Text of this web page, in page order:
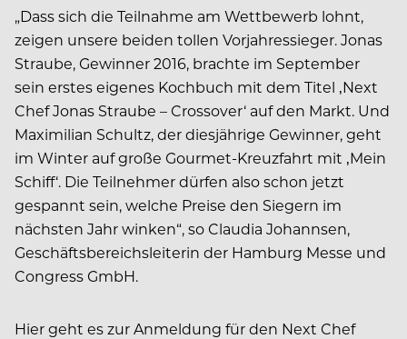
„Dass sich die Teilnahme am Wettbewerb lohnt,
zeigen unsere beiden tollen Vorjahressieger. Jonas
Straube, Gewinner 2016, brachte im September
sein erstes eigenes Kochbuch mit dem Titel ‚Next
Chef Jonas Straube – Crossover‘ auf den Markt. Und
Maximilian Schultz, der diesjährige Gewinner, geht
im Winter auf große Gourmet-Kreuzfahrt mit ‚Mein
Schiff‘. Die Teilnehmer dürfen also schon jetzt
gespannt sein, welche Preise den Siegern im
nächsten Jahr winken“, so Claudia Johannsen,
Geschäftsbereichsleiterin der Hamburg Messe und
Congress GmbH.
Hier geht es zur Anmeldung für den Next Chef